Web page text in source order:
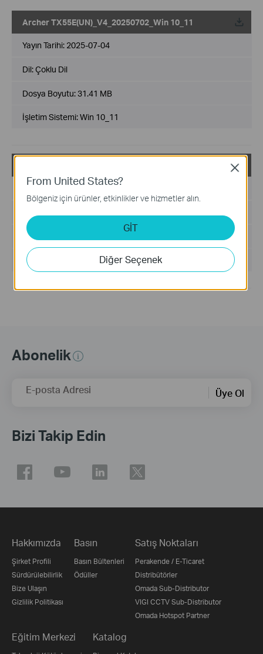
Archer TX55E(UN)_V4_20250702_Win 10_11
Yayın Tarihi: 2025-07-04
Dil:Çoklu Dil
Dosya Boyutu:31.41 MB
İşletim Sistemi: Win 10_11
Yayın Tarihi:2024-11-04
Dosya Boyutu:
İşletim Sistemi: win10x64, win11x64
Abonelik
E-posta Adresi Üye Ol
Bizi Takip Edin
Hakkımızda
Şirket Profili
Sürdürülebilirlik
Bize Ulaşın
Gizlilik Politikası
Basın
Basın Bültenleri
Ödüller
Satış Noktaları
Perakende / E-Ticaret
Distribütörler
Omada Sub-Distributor
VIGI CCTV Sub-Distributor
Omada Hotspot Partner
Eğitim Merkezi Katalog
From United States?
Bölgeniz için ürünler, etkinlikler ve hizmetler alın.
GİT
Diğer Seçenek
Close